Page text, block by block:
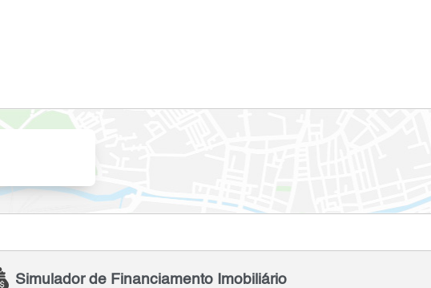
Simulador de Financiamento Imobiliário